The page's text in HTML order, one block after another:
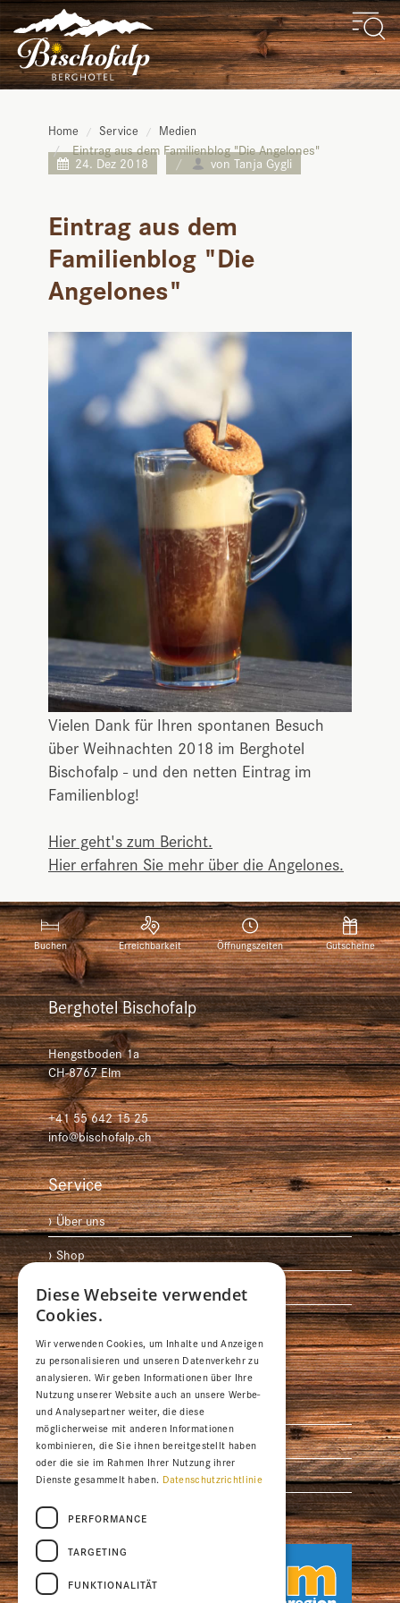
24. Dez 2018 von Tanja Gygli
Home Service Medien
Eintrag aus dem Familienblog "Die Angelones"
Eintrag aus dem
Familienblog "Die
Angelones"
Vielen Dank für Ihren spontanen Besuch
über Weihnachten 2018 im Berghotel
Bischofalp - und den netten Eintrag im
Familienblog!
Hier geht's zum Bericht.
Hier erfahren Sie mehr über die Angelones.
Buchen Erreichbarkeit Öffnungszeiten Gutscheine
Berghotel Bischofalp
Hengstboden 1a
CH-8767Elm
+41 55 642 15 25
info@bischofalp.ch
Service
Über uns
Shop
Anreise
Medien
Ferienregionen
Braunwald
Elm Ferienregion
Glarus
Glarusnord Walensee


Diese Webseite verwendet
Cookies.
Wir verwenden Cookies, um Inhalte und Anzeigen
zu personalisieren und unseren Datenverkehr zu
analysieren. Wir geben Informationen über Ihre
Nutzung unserer Website auch an unsere Werbe-
und Analysepartner weiter, die diese
möglicherweise mit anderen Informationen
kombinieren, die Sie ihnen bereitgestellt haben
oder die sie im Rahmen Ihrer Nutzung ihrer
Dienste gesammelt haben. Datenschutzrichtlinie
PERFORMANCE
TARGETING
FUNKTIONALITÄT